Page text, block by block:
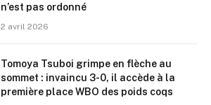
n’est pas ordonné
2 avril 2026
Tomoya Tsuboi grimpe en flèche au
sommet : invaincu 3-0, il accède à la
première place WBO des poids coqs